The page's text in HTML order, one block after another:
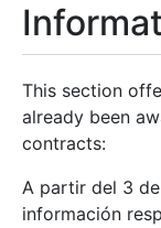
Show/Hide
Show/Hide
This section
already been
contracts:
A partir del 3
información